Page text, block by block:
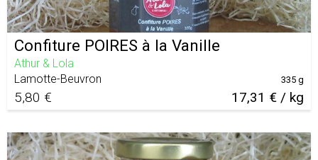
Confiture POIRES à la Vanille
Athur & Lola
Lamotte-Beuvron
5,80 € 17,31 € / kg
335 g